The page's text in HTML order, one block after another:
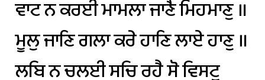
ਵਾਟਨਕਰਈਮਾਮਲਾਜਾਣੈਮਿਹਮਾਣੁ॥
ਮੂਲੁਜਾਣਿਗਲਾਕਰੇਹਾਣਿਲਾਏਹਾਣੁ॥
ਲਬਿਨਚਲਈਸਚਿਰਹੈਸੋਵਿਸਟੁ